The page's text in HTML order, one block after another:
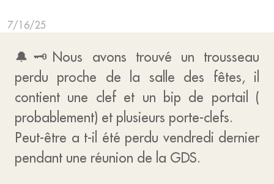
7/16/25
🔔🗝Nous avons trouvé un trousseau
perdu proche de la salle des fêtes, il
contient une clef et un bip de portail (
probablement) et plusieurs porte-clefs.
Peut-être a t-il été perdu vendredi dernier
pendant une réunion de la GDS.